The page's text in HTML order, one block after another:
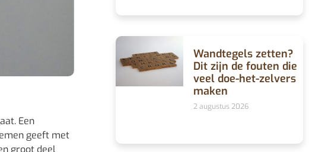
Een
geeft met
groot deel
Wandtegels zetten?
Dit zijn de fouten die
veel doe-het-zelvers
maken
2 augustus 2026